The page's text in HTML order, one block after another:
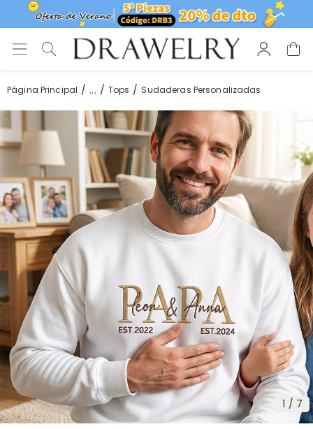
Página Principal ... Tops Sudaderas Personalizadas
1 / 7